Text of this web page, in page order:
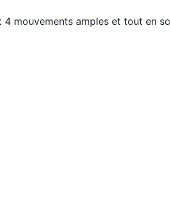
mouvements amples et tout en